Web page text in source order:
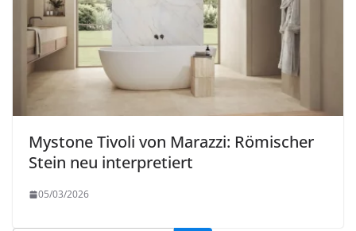
Mystone Tivoli von Marazzi: Römischer
Stein neu interpretiert
05/03/2026